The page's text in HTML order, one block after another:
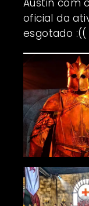
Austin com
oficial da
esgotado :((